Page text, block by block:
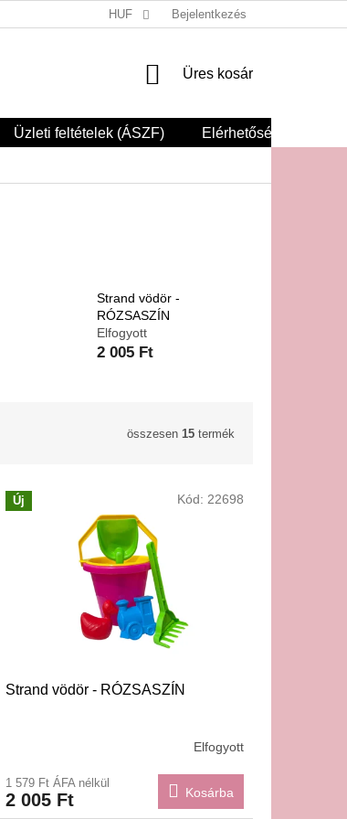
VALÓ ELÁLLÁS ITT
HUF Bejelentkezés
KOSÁR
Üres kosár
Üzleti feltételek (ÁSZF) Elérhetőségek
Strand vödör -
RÓZSASZÍN
Elfogyott
2 005 Ft
összesen 15 termék
Új
Strand vödör - RÓZSASZÍN
Elfogyott
1 579 Ft ÁFA nélkül
2 005 Ft Kosárba
Kód: 22698